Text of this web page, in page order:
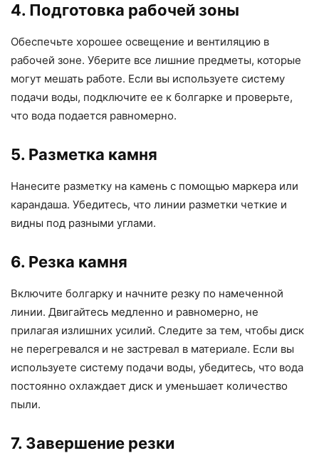
4. Подготовка рабочей зоны
Обеспечьте хорошее освещение и вентиляцию в
рабочей зоне. Уберите все лишние предметы, которые
могут мешать работе. Если вы используете систему
подачи воды, подключите ее к болгарке и проверьте,
что вода подается равномерно.
5. Разметка камня
Нанесите разметку на камень с помощью маркера или
карандаша. Убедитесь, что линии разметки четкие и
видны под разными углами.
6. Резка камня
Включите болгарку и начните резку по намеченной
линии. Двигайтесь медленно и равномерно, не
прилагая излишних усилий. Следите за тем, чтобы диск
не перегревался и не застревал в материале. Если вы
используете систему подачи воды, убедитесь, что вода
постоянно охлаждает диск и уменьшает количество
пыли.
7. Завершение резки